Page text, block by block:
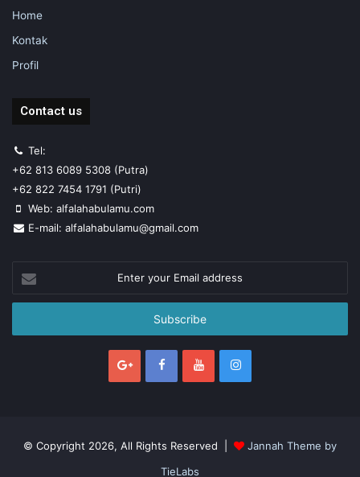
Home
Kontak
Profil
Contact us
Tel:
+62 813 6089 5308 (Putra)
+62 822 7454 1791 (Putri)
Web: alfalahabulamu.com
E-mail: alfalahabulamu@gmail.com
your
Email
© Copyright 2026, All Rights Reserved |
Jannah Theme by
TieLabs